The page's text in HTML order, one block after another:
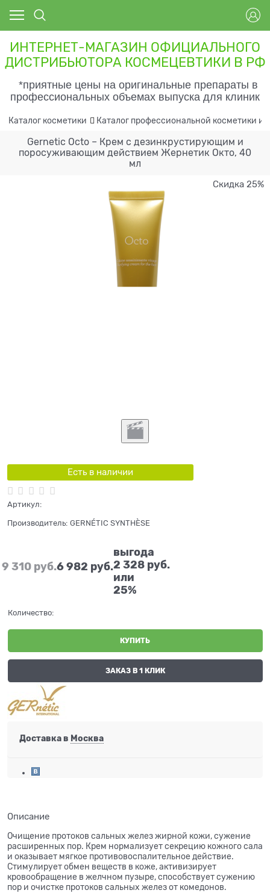
ИНТЕРНЕТ-МАГАЗИН ОФИЦИАЛЬНОГО
ДИСТРИБЬЮТОРА КОСМЕЦЕВТИКИ В РФ
*приятные цены на оригинальные препараты в
профессиональных объемах выпуска для клиник
Каталог косметики Каталог профессиональной косметики и
Gernetic Octo – Крем с дезинкрустирующим и
поросуживающим действием Жернетик Окто, 40
мл
Скидка 25%
Есть в наличии
Артикул:
Производитель: GERNÉTIC SYNTHÈSE
9 310 руб.6 982 руб.
выгода
2 328 руб.
или
25%
Количество:
КУПИТЬ
ЗАКАЗ В 1 КЛИК
Доставка в Москва
Описание
Очищение протоков сальных желез жирной кожи, сужение
расширенных пор. Крем нормализует секрецию кожного сала
и оказывает мягкое противовоспалительное действие.
Стимулирует обмен веществ в коже, активизирует
кровообращение в желчном пузыре, способствует сужению
пор и очистке протоков сальных желез от комедонов.